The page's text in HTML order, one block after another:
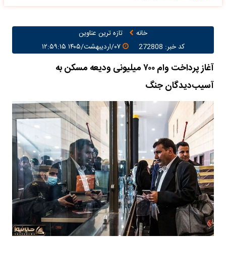
خانه
تازه ترین عناوین
کد خبر: 272808
۰۷/اردیبهشت/۱۴۰۵ ۱۲:۵۹:۱۵
آغاز پرداخت وام ۷۰۰ میلیونی ودیعه مسکن به
آسیب‌دیدگان جنگ